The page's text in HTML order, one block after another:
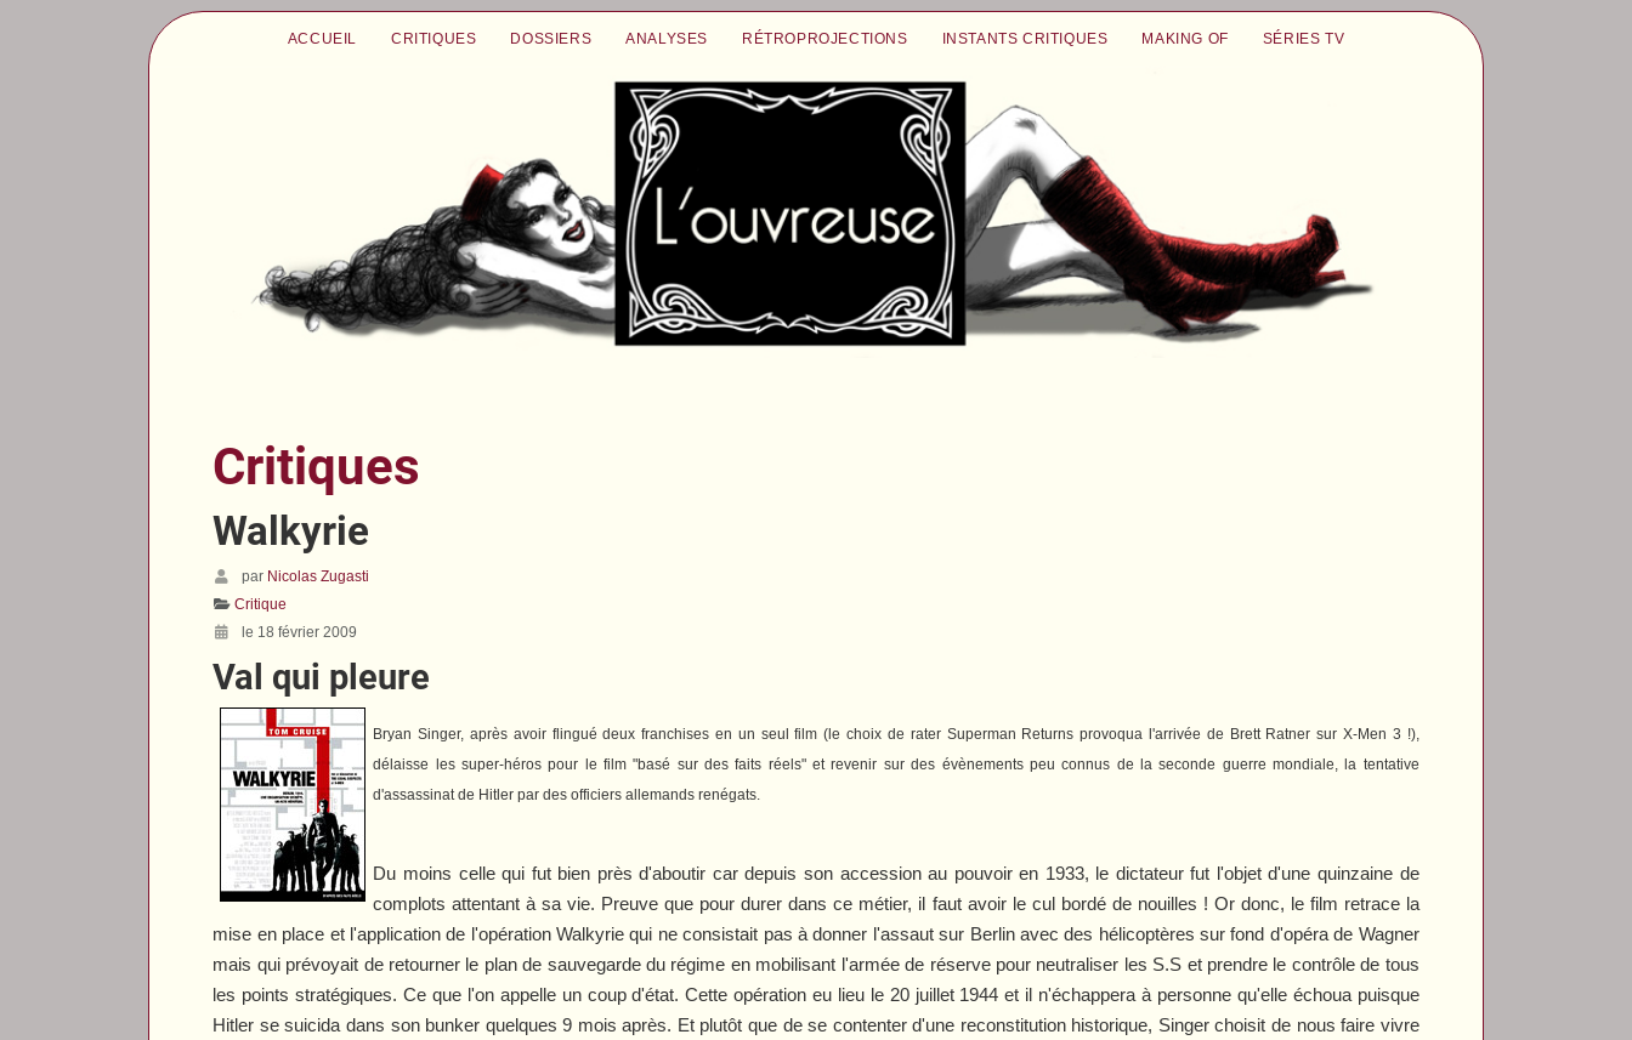
ACCUEIL CRITIQUES DOSSIERS ANALYSES RÉTROPROJECTIONS INSTANTS CRITIQUES MAKING OF SÉRIES TV
Critiques
Walkyrie
par Nicolas Zugasti
Critique
le 18 février 2009
Val qui pleure
Bryan Singer, après avoir flingué deux franchises en un seul film (le choix de rater Superman Returns provoqua l'arrivée de Brett Ratner surX-Men 3 !),
délaisse les super-héros pour le film "basé sur des faits réels" et revenir sur des évènements peu connus de la seconde guerre mondiale, la tentative
d'assassinat de Hitler par des officiers allemands renégats.
Du moins celle qui fut bien près d'aboutir car depuis son accession au pouvoir en 1933, le dictateur fut l'objet d'une quinzaine de
complots attentant à sa vie. Preuve que pour durer dans ce métier, il faut avoir le cul bordé de nouilles ! Or donc, le film retrace la
mise en place et l'application de l'opération Walkyrie qui ne consistait pas à donner l'assaut sur Berlin avec des hélicoptères sur fond d'opéra de Wagner
mais qui prévoyait de retourner le plan de sauvegarde du régime en mobilisant l'armée de réserve pour neutraliser les S.S et prendre le contrôle de tous
les points stratégiques. Ce que l'on appelle un coup d'état. Cette opération eu lieu le 20 juillet 1944 et il n'échappera à personne qu'elle échoua puisque
Hitler se suicida dans son bunker quelques 9 mois après. Et plutôt que de se contenter d'une reconstitution historique, Singer choisit de nous faire vivre